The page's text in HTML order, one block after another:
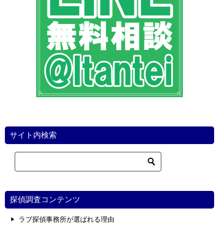
サイト内検索
探偵調査コンテンツ
ラブ探偵事務所が選ばれる理由